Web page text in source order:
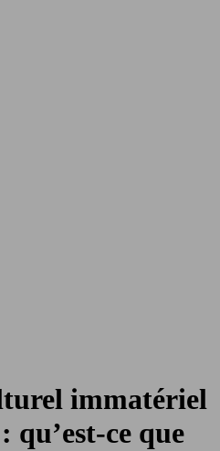
immatériel
qu’est-ce que